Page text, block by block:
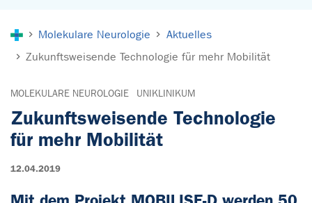
Molekulare Neurologie
Aktuelles
Zukunftsweisende Technologie für mehr Mobilität
MOLEKULARE NEUROLOGIE UNIKLINIKUM
Zukunftsweisende Technologie
für mehr Mobilität
12.04.2019